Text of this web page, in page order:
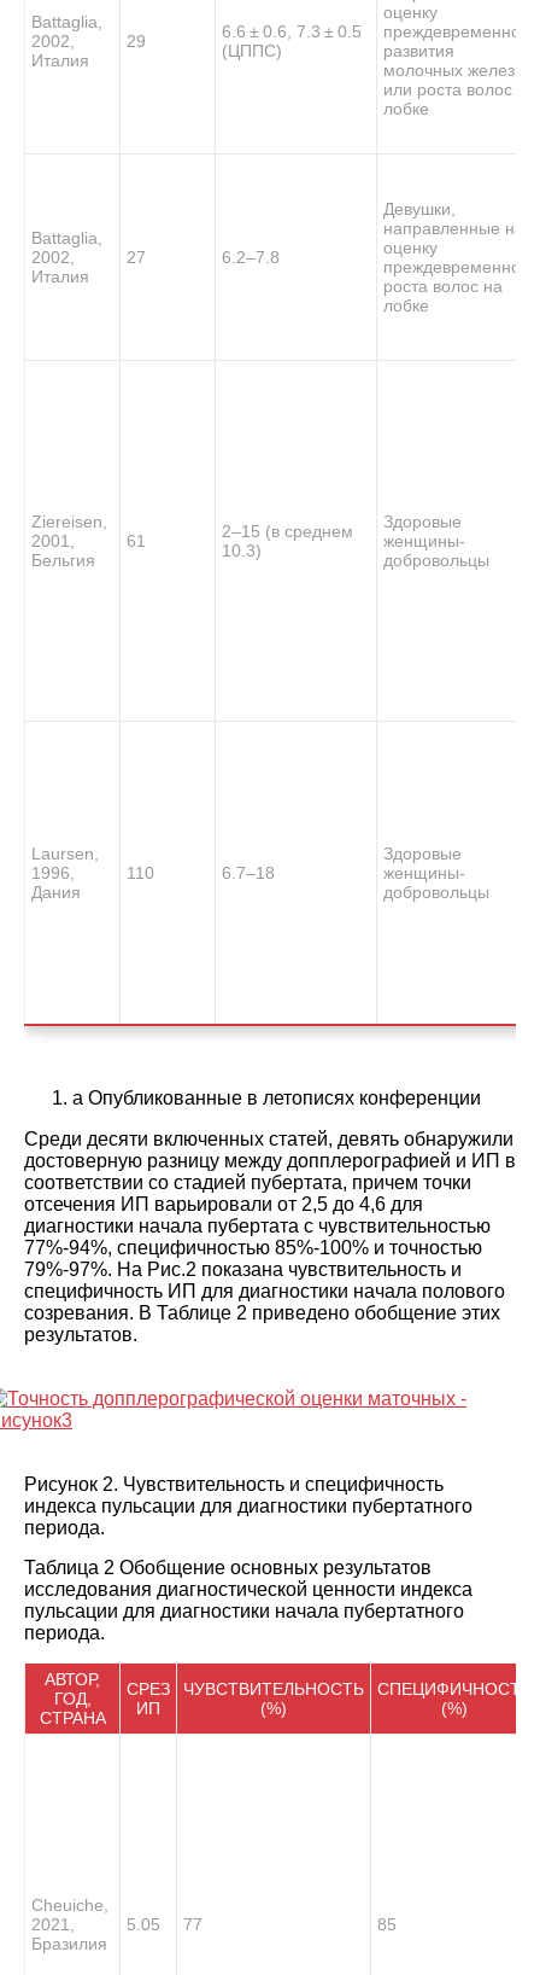
Battaglia,
2002,
Италия
29
6.6 ± 0.6, 7.3 ± 0.5
(ЦППС)
оценку
преждевременного
развития
молочных желез и/
или роста волос на
лобке
Battaglia,
2002,
Италия
27 6.2–7.8
Девушки,
направленные на
оценку
преждевременного
роста волос на
лобке
Ziereisen,
2001,
Бельгия
61
2–15 (в среднем
10.3)
Здоровые
женщины-
добровольцы
Laursen,
1996,
Дания
110 6.7–18
Здоровые
женщины-
добровольцы
a Опубликованные в летописях конференции
Среди десяти включенных статей, девять обнаружили
достоверную разницу между допплерографией и ИП в
соответствии со стадией пубертата, причем точки
отсечения ИП варьировали от 2,5 до 4,6 для
диагностики начала пубертата с чувствительностью
77%-94%, специфичностью 85%-100% и точностью
79%-97%. На Рис.2 показана чувствительность и
специфичность ИП для диагностики начала полового
созревания. В Таблице 2 приведено обобщение этих
результатов.
Рисунок 2. Чувствительность и специфичность
индекса пульсации для диагностики пубертатного
периода.
Таблица 2 Обобщение основных результатов
исследования диагностической ценности индекса
пульсации для диагностики начала пубертатного
периода.
АВТОР,
ГОД,
СТРАНА
СРЕЗ
ИП
ЧУВСТВИТЕЛЬНОСТЬ
(%)
СПЕЦИФИЧНОСТЬ
(%)
Cheuiche,
2021,
Бразилия
5.05 77 85